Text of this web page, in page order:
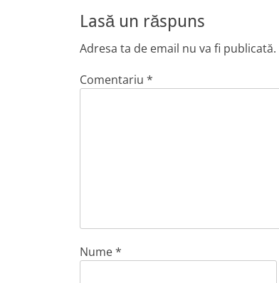
Lasă un răspuns
Adresa ta de email nu va fi publicată.
Comentariu *
Nume*